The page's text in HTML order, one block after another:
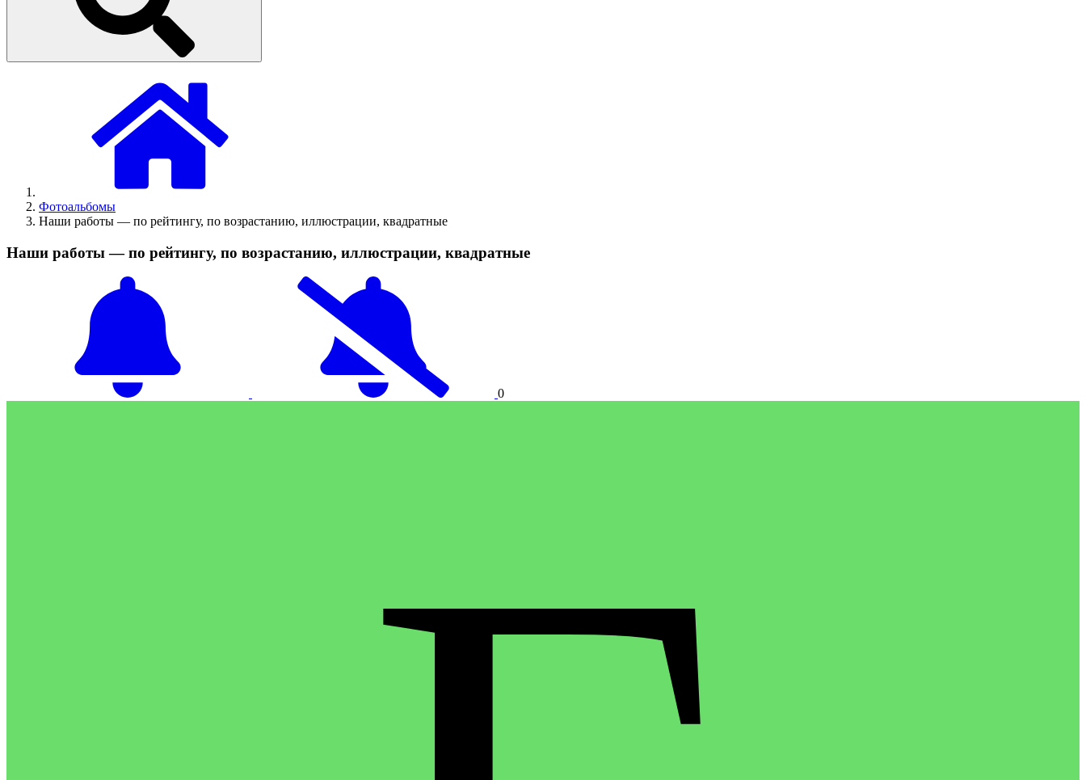
Фотоальбомы
Наши работы — по рейтингу, по возрастанию, иллюстрации, квадратные
Наши работы — по рейтингу, по возрастанию, иллюстрации, квадратные
0